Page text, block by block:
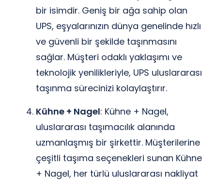
bir isimdir. Geniş bir ağa sahip olan
UPS, eşyalarınızın dünya genelinde hızlı
ve güvenli bir şekilde taşınmasını
sağlar. Müşteri odaklı yaklaşımı ve
teknolojik yenilikleriyle, UPS uluslararası
taşınma sürecinizi kolaylaştırır.
Kühne + Nagel: Kühne + Nagel,
uluslararası taşımacılık alanında
uzmanlaşmış bir şirkettir. Müşterilerine
çeşitli taşıma seçenekleri sunan Kühne
+ Nagel, her türlü uluslararası nakliyat